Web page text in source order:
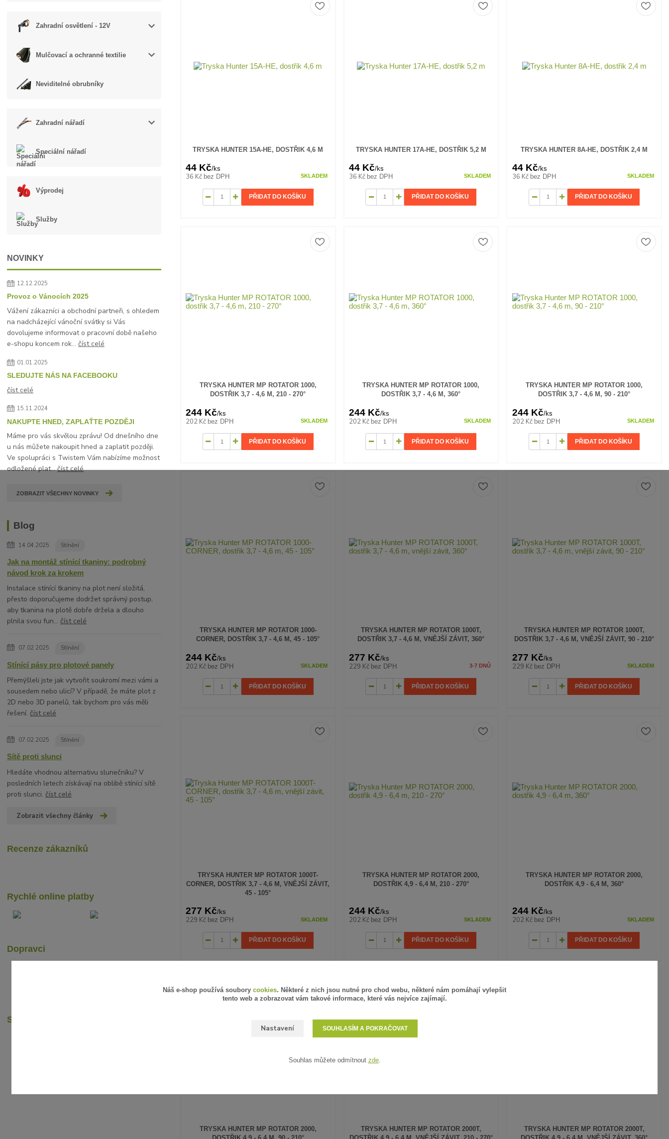
Zahradní osvětlení - 12V
Mulčovací a ochranné textilie
Neviditelné obrubníky
Zahradní nářadí
Speciální nářadí
Výprodej
Služby
NOVINKY
12.12.2025
Provoz o Vánocích 2025
Vážení zákazníci a obchodní partneři, s ohledem
na nadcházející vánoční svátky si Vás
dovolujeme informovat o pracovní době našeho
e-shopu koncem rok...číst celé
01.01.2025
SLEDUJTE NÁS NA FACEBOOKU
číst celé
15.11.2024
NAKUPTE HNED, ZAPLAŤTE POZDĚJI
Máme pro vás skvělou zprávu! Od dnešního dne
u nás můžete nakoupit hned a zaplatit později.
Ve spolupráci s Twistem Vám nabízíme možnost
odložené plat...číst celé
ZOBRAZIT VŠECHNY NOVINKY
Blog
14.04.2025 Stínění
Jak na montáž stínící tkaniny: podrobný
návod krok za krokem
Instalace stínící tkaniny na plot není složitá,
přesto doporučujeme dodržet správný postup,
aby tkanina na plotě dobře držela a dlouho
plnila svou fun...číst celé
07.02.2025 Stínění
Stínící pásy pro plotové panely
Přemýšleli jste jak vytvořit soukromí mezi vámi a
sousedem nebo ulicí? V případě, že máte plot z
2D nebo 3D panelů, tak bychom pro vás měli
řešení.číst celé
07.02.2025 Stínění
Sítě proti slunci
Hledáte vhodnou alternativu slunečníku? V
posledních letech získávají na oblibě stínící sítě
proti slunci.číst celé
Zobrazit všechny články
Recenze zákazníků
Rychlé online platby
Dopravci
Sledujte nás
TRYSKA HUNTER 15A-HE, DOSTŘIK 4,6 M
44 Kč/ks
36 Kč bez DPH SKLADEM
PŘIDAT DO KOŠÍKU
TRYSKA HUNTER 17A-HE, DOSTŘIK 5,2 M
44 Kč/ks
36 Kč bez DPH SKLADEM
PŘIDAT DO KOŠÍKU
TRYSKA HUNTER 8A-HE, DOSTŘIK 2,4 M
44 Kč/ks
36 Kč bez DPH SKLADEM
PŘIDAT DO KOŠÍKU
TRYSKA HUNTER MP ROTATOR 1000,
DOSTŘIK 3,7 - 4,6 M, 210 - 270°
244 Kč/ks
202 Kč bez DPH SKLADEM
PŘIDAT DO KOŠÍKU
TRYSKA HUNTER MP ROTATOR 1000,
DOSTŘIK 3,7 - 4,6 M, 360°
244 Kč/ks
202 Kč bez DPH SKLADEM
PŘIDAT DO KOŠÍKU
TRYSKA HUNTER MP ROTATOR 1000,
DOSTŘIK 3,7 - 4,6 M, 90 - 210°
244 Kč/ks
202 Kč bez DPH SKLADEM
PŘIDAT DO KOŠÍKU
TRYSKA HUNTER MP ROTATOR 1000-
CORNER, DOSTŘIK 3,7 - 4,6 M, 45 - 105°
244 Kč/ks
202 Kč bez DPH SKLADEM
PŘIDAT DO KOŠÍKU
TRYSKA HUNTER MP ROTATOR 1000T,
DOSTŘIK 3,7 - 4,6 M, VNĚJŠÍ ZÁVIT, 360°
277 Kč/ks
229 Kč bez DPH 3-7 DNŮ
PŘIDAT DO KOŠÍKU
TRYSKA HUNTER MP ROTATOR 1000T,
DOSTŘIK 3,7 - 4,6 M, VNĚJŠÍ ZÁVIT, 90 - 210°
277 Kč/ks
229 Kč bez DPH SKLADEM
PŘIDAT DO KOŠÍKU
TRYSKA HUNTER MP ROTATOR 1000T-
CORNER, DOSTŘIK 3,7 - 4,6 M, VNĚJŠÍ ZÁVIT,
45 - 105°
277 Kč/ks
229 Kč bez DPH SKLADEM
PŘIDAT DO KOŠÍKU
TRYSKA HUNTER MP ROTATOR 2000,
DOSTŘIK 4,9 - 6,4 M, 210 - 270°
244 Kč/ks
202 Kč bez DPH SKLADEM
PŘIDAT DO KOŠÍKU
TRYSKA HUNTER MP ROTATOR 2000,
DOSTŘIK 4,9 - 6,4 M, 360°
244 Kč/ks
202 Kč bez DPH SKLADEM
PŘIDAT DO KOŠÍKU
TRYSKA HUNTER MP ROTATOR 2000,
TRYSKA HUNTER MP ROTATOR 2000T,
TRYSKA HUNTER MP ROTATOR 2000T,
Náš e-shop používá soubory cookies. Některé z nich jsou nutné pro chod webu, některé nám pomáhají vylepšit
tento web a zobrazovat vám takové informace, které vás nejvíce zajímají.
Nastavení SOUHLASÍM A POKRAČOVAT
Souhlas můžete odmítnout zde.